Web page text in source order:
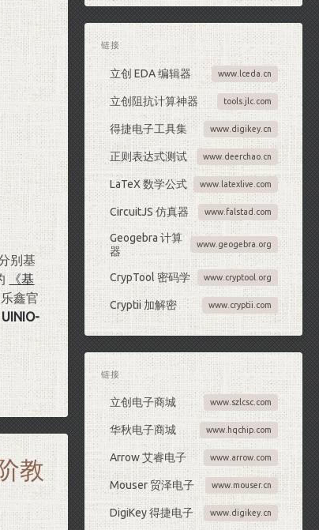
别基
《基
鑫官
UINIO-
教
链接
立创 EDA 编辑器 www.lceda.cn
立创阻抗计算神器 tools.jlc.com
得捷电子工具集 www.digikey.cn
正则表达式测试 www.deerchao.cn
LaTeX 数学公式 www.latexlive.com
CircuitJS 仿真器 www.falstad.com
Geogebra 计算
器
www.geogebra.org
CrypTool 密码学 www.cryptool.org
Cryptii 加解密 www.cryptii.com
链接
立创电子商城 www.szlcsc.com
华秋电子商城 www.hqchip.com
Arrow 艾睿电子 www.arrow.com
Mouser 贸泽电子 www.mouser.cn
DigiKey 得捷电子 www.digikey.cn